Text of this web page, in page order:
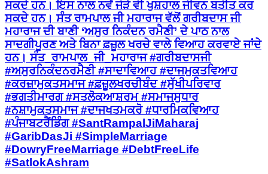
ਸਕਦੇ ਹਨ। ਇਸ ਨਾਲ ਨਵੇਂ ਜੋੜੇ ਵੀ ਖੁਸ਼ਹਾਲ ਜੀਵਨ ਬਤੀਤ ਕਰ
ਸਕਦੇ ਹਨ। ਸੰਤ ਰਾਮਪਾਲ ਜੀ ਮਹਾਰਾਜ ਵੱਲੋਂ ਗਰੀਬਦਾਸ ਜੀ
ਮਹਾਰਾਜ ਦੀ ਬਾਣੀ ‘ਅਸੁਰ ਨਿਕੰਦਨ ਰਮੈਣੀ’ ਦੇ ਪਾਠ ਨਾਲ
ਸਾਦਗੀਪੂਰਣ ਅਤੇ ਬਿਨਾ ਫ਼ਜ਼ੂਲ ਖਰਚੇ ਵਾਲੇ ਵਿਆਹ ਕਰਵਾਏ ਜਾਂਦੇ
ਹਨ। ਸੰਤ_ਰਾਮਪਾਲ_ਜੀ_ਮਹਾਰਾਜ #ਗਰੀਬਦਾਸਜੀ
#ਅਸੁਰਨਿਕੰਦਨਰਮੈਣੀ #ਸਾਦਾਵਿਆਹ #ਦਾਜਮੁਕਤਵਿਆਹ
#ਕਰਜ਼ਾਮੁਕਤਸਮਾਜ #ਫ਼ਜ਼ੂਲਖਰਚੀਬੰਦ #ਸੁੱਖੀਪਰਿਵਾਰ
#ਭਗਤੀਮਾਰਗ #ਸਤਲੋਕਆਸ਼ਰਮ #ਸਮਾਜਸੁਧਾਰ
#ਨਸ਼ਾਮੁਕਤਸਮਾਜ #ਦਾਜਖਤਮਕਰੋ #ਧਾਰਮਿਕਵਿਆਹ
#ਪੰਜਾਬਟਰੈਂਡਿੰਗ #SantRampalJiMaharaj
#GaribDasJi #SimpleMarriage
#DowryFreeMarriage #DebtFreeLife
#SatlokAshram